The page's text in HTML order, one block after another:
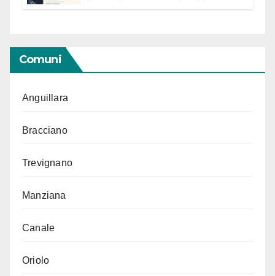
Comuni
Anguillara
Bracciano
Trevignano
Manziana
Canale
Oriolo